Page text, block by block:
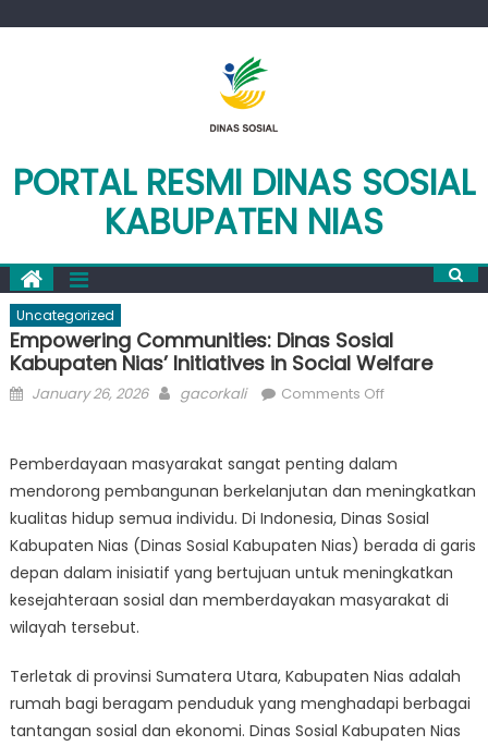
PORTAL RESMI DINAS SOSIAL
KABUPATEN NIAS
Uncategorized
Empowering Communities: Dinas Sosial
Kabupaten Nias’ Initiatives in Social Welfare
Posted
January 26, 2026 Author
gacorkali Comments Offon
Dinas
Sosial
Kabupaten
Nias’
Initiatives
in
Pemberdayaan masyarakat sangat penting dalam
mendorong pembangunan berkelanjutan dan meningkatkan
kualitas hidup semua individu. Di Indonesia, Dinas Sosial
Kabupaten Nias (Dinas Sosial Kabupaten Nias) berada di garis
depan dalam inisiatif yang bertujuan untuk meningkatkan
kesejahteraan sosial dan memberdayakan masyarakat di
wilayah tersebut.
Terletak di provinsi Sumatera Utara, Kabupaten Nias adalah
rumah bagi beragam penduduk yang menghadapi berbagai
tantangan sosial dan ekonomi. Dinas Sosial Kabupaten Nias